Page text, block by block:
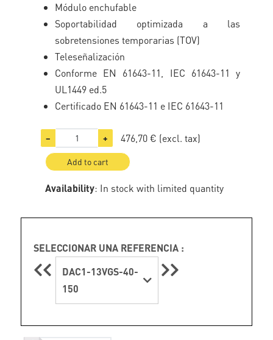
Módulo enchufable
Soportabilidad optimizada a las
sobretensiones temporarias (TOV)
Teleseñalización
Conforme EN 61643-11, IEC 61643-11 y
UL1449 ed.5
Certificado EN 61643-11 e IEC 61643-11
− + 476,70 € (excl. tax)
Add to cart
Availability: In stock with limited quantity
SELECCIONAR UNA REFERENCIA :
DAC1-13VGS-40-
150